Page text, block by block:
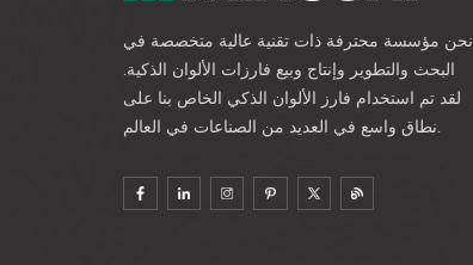
نحن مؤسسة محترفة ذات تقنية عالية متخصصة في
البحث والتطوير وإنتاج وبيع فارزات الألوان الذكية.
لقد تم استخدام فارز الألوان الذكي الخاص بنا على
نطاق واسع في العديد من الصناعات في العالم.